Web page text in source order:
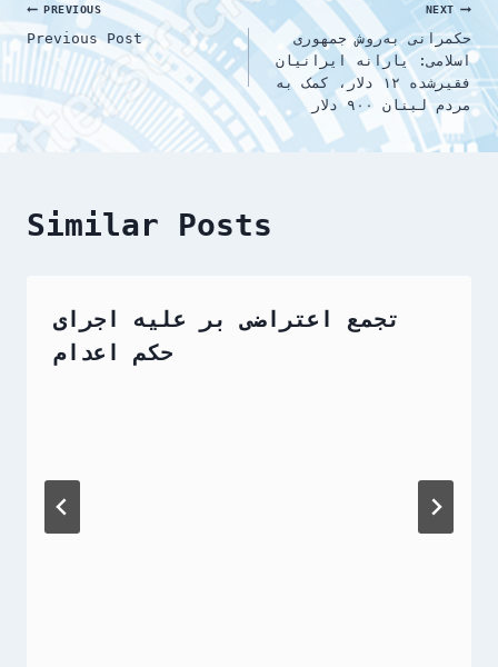
Post
navigation
PREVIOUS
Previous Post
NEXT
حکمرانی به‌روش جمهوری
اسلامی: یارانه ایرانیان
فقیرشده ۱۲ دلار، کمک به
مردم لبنان ۹۰۰ دلار
Similar Posts
تجمع اعتراضی بر علیه اجرای
حکم اعدام